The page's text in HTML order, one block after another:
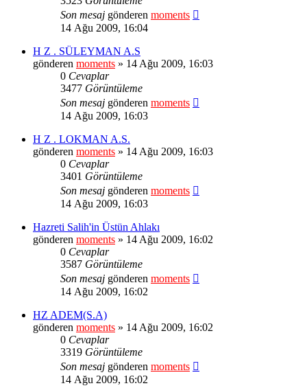
Son mesaj gönderen moments
14 Ağu 2009, 16:04
H Z . SÜLEYMAN A.S
gönderen moments » 14 Ağu 2009, 16:03
0 Cevaplar
3477 Görüntüleme
Son mesaj gönderen moments
14 Ağu 2009, 16:03
H Z . LOKMAN A.S.
gönderen moments » 14 Ağu 2009, 16:03
0 Cevaplar
3401 Görüntüleme
Son mesaj gönderen moments
14 Ağu 2009, 16:03
Hazreti Salih'in Üstün Ahlakı
gönderen moments » 14 Ağu 2009, 16:02
0 Cevaplar
3587 Görüntüleme
Son mesaj gönderen moments
14 Ağu 2009, 16:02
HZ ADEM(S.A)
gönderen moments » 14 Ağu 2009, 16:02
0 Cevaplar
3319 Görüntüleme
Son mesaj gönderen moments
14 Ağu 2009, 16:02